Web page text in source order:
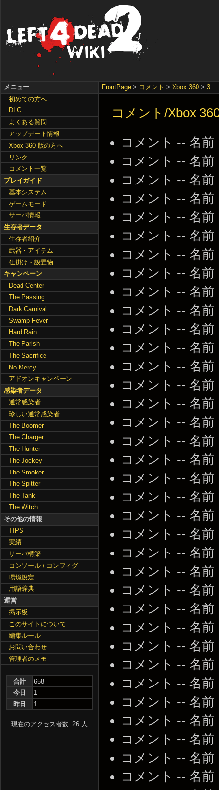
FrontPage > コメント >Xbox 360 >3
コメント/Xbox
コメント -- 名前
コメント -- 名前
コメント -- 名前
コメント -- 名前
コメント -- 名前
コメント -- 名前
コメント -- 名前
コメント -- 名前
コメント -- 名前
コメント -- 名前
コメント -- 名前
コメント -- 名前
コメント -- 名前
コメント -- 名前
コメント -- 名前
コメント -- 名前
コメント -- 名前
コメント -- 名前
コメント -- 名前
コメント -- 名前
コメント -- 名前
コメント -- 名前
コメント -- 名前
コメント -- 名前
コメント -- 名前
コメント -- 名前
コメント -- 名前
コメント -- 名前
コメント -- 名前
コメント -- 名前
コメント -- 名前
コメント -- 名前
コメント -- 名前
コメント -- 名前
コメント -- 名前
メニュー
初めての方へ
DLC
よくある質問
アップデート情報
Xbox 360 版の方へ
リンク
コメント一覧
プレイガイド
基本システム
ゲームモード
サーバ情報
生存者データ
生存者紹介
武器・アイテム
仕掛け・設置物
キャンペーン
Dead Center
The Passing
Dark Carnival
Swamp Fever
Hard Rain
The Parish
The Sacrifice
No Mercy
アドオンキャンペーン
感染者データ
通常感染者
珍しい通常感染者
The Boomer
The Charger
The Hunter
The Jockey
The Smoker
The Spitter
The Tank
The Witch
その他の情報
TIPS
実績
サーバ構築
コンソール / コンフィグ
環境設定
用語辞典
運営
掲示板
このサイトについて
編集ルール
お問い合わせ
管理者のメモ
合計
658
今日
1
昨日
1
現在のアクセス者数: 26 人